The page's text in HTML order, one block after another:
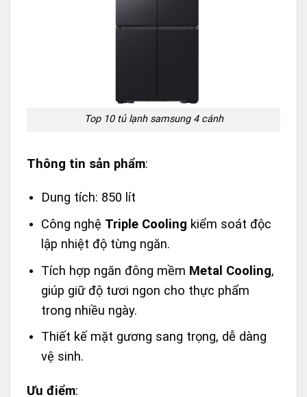
Top 10 tủ lạnh samsung 4 cánh
Thông tin sản phẩm:
Dung tích: 850 lít
Công nghệ Triple Cooling kiểm soát độc
lập nhiệt độ từng ngăn.
Tích hợp ngăn đông mềm Metal Cooling,
giúp giữ độ tươi ngon cho thực phẩm
trong nhiều ngày.
Thiết kế mặt gương sang trọng, dễ dàng
vệ sinh.
Ưu điểm: